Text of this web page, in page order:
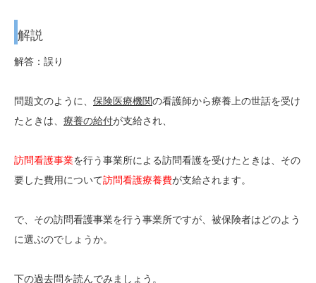
解説
解答：誤り
問題文のように、 保険医療機関の看護師から療養上の世話を受け
たときは、 療養の給付が支給され、
訪問看護事業を行う事業所による訪問看護を受けたときは、その
要した費用について訪問看護療養費が支給されます。
で、その訪問看護事業を行う事業所ですが、被保険者はどのよう
に選ぶのでしょうか。
下の過去問を読んでみましょう。